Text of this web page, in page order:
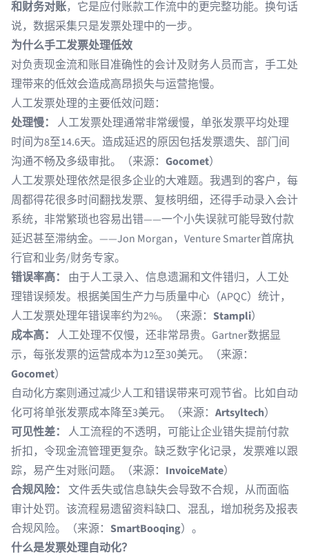
和财务对账，它是应付账款工作流中的更完整功能。换句话
说，数据采集只是发票处理中的一步。
为什么手工发票处理低效
对负责现金流和账目准确性的会计及财务人员而言，手工处
理带来的低效会造成高昂损失与运营拖慢。
人工发票处理的主要低效问题：
处理慢：
人工发票处理通常非常缓慢，单张发票平均处理
时间为8至14.6天。造成延迟的原因包括发票遗失、部门间
沟通不畅及多级审批。（来源： Gocomet）
人工发票处理依然是很多企业的大难题。我遇到的客户，每
周都得花很多时间翻找发票、复核明细，还得手动录入会计
系统，非常繁琐也容易出错——一个小失误就可能导致付款
延迟甚至滞纳金。——Jon Morgan，Venture Smarter首席执
行官和业务/财务专家。
错误率高：
由于人工录入、信息遗漏和文件错归，人工处
理错误频发。根据美国生产力与质量中心（APQC）统计，
人工发票处理年错误率约为2%。（来源： Stampli）
成本高：
人工处理不仅慢，还非常昂贵。Gartner数据显
示，每张发票的运营成本为12至30美元。（来源：
Gocomet）
自动化方案则通过减少人工和错误带来可观节省。比如自动
化可将单张发票成本降至3美元。（来源： Artsyltech）
可见性差：
人工流程的不透明，可能让企业错失提前付款
折扣，令现金流管理更复杂。缺乏数字化记录，发票难以跟
踪，易产生对账问题。（来源： InvoiceMate）
合规风险： 文件丢失或信息缺失会导致不合规，从而面临
审计处罚。该流程易遗留资料缺口、混乱，增加税务及报表
合规风险。（来源： SmartBooqing）。
什么是发票处理自动化？